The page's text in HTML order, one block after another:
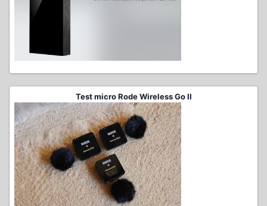
Test micro Rode Wireless Go II